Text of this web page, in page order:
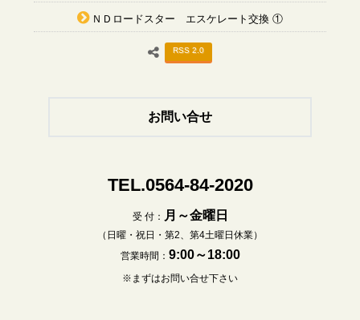
ＮＤロードスター エスケレート交換 ①
RSS 2.0
お問い合せ
TEL.0564-84-2020
受 付： 月～金曜日
（日曜・祝日・第2、第4土曜日休業）
営業時間： 9:00～18:00
※まずはお問い合せ下さい